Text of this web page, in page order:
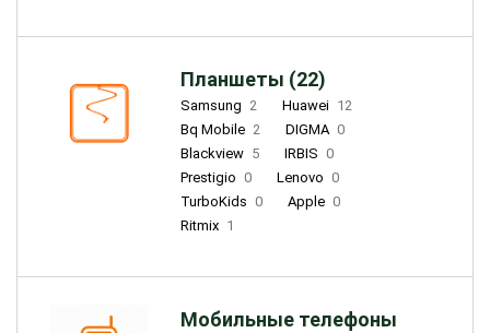
Планшеты (22)
Samsung 2 Huawei 12
Bq Mobile 2 DIGMA 0
Blackview 5 IRBIS 0
Prestigio 0 Lenovo 0
TurboKids 0 Apple 0
Ritmix 1
Мобильные телефоны